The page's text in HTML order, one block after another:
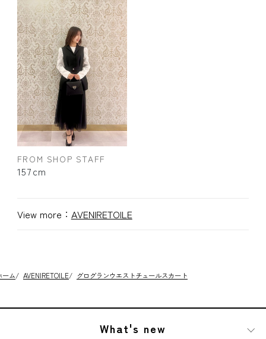
FROM SHOP STAFF
157cm
View more： AVENIRETOILE
ーム/ AVENIRETOILE/ グログランウエストチュールスカート
What's new